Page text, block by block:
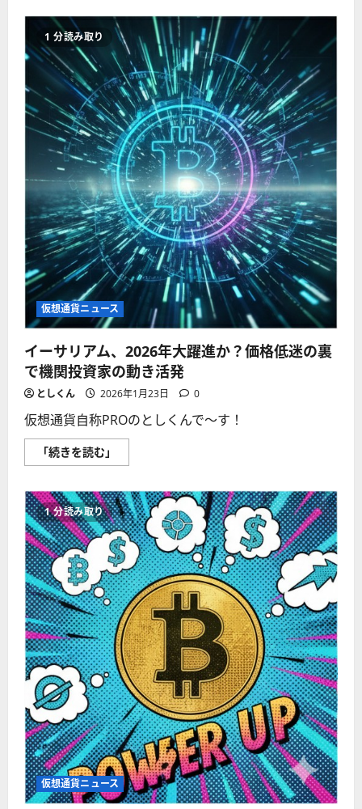
CLARITY
法
案、
ビ
ッ
ト
コ
イ
ン
相
場
を
揺
る
が
す
銀
行
と
の
対
立！
に
つ
い
て
さ
ら
読
む
1 分読み取り
仮想通貨ニュース
イーサリアム、2026年大躍進か？価格低迷の裏
で機関投資家の動き活発
としくん 2026年1月23日 0
仮想通貨自称PROのとしくんで〜す！
「続きを読む」
ー
ア
ム、
2026
年
大
躍
進
か？
価
格
低
迷
の
裏
で
機
関
投
資
家
の
動
き
活
発
に
つ
い
1 分読み取り
仮想通貨ニュース